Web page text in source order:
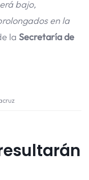
bajo,
en la
la Secretaría de